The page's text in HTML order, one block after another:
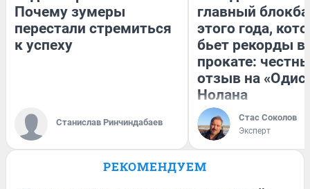
Почему зумеры
перестали стремиться
к успеху
Станислав Ринчиндабаев
главный
этого года,
бьет рекорды в
прокате:
отзыв на
Нолана
Стас Соколов
Эксперт
РЕКОМЕНДУЕМ